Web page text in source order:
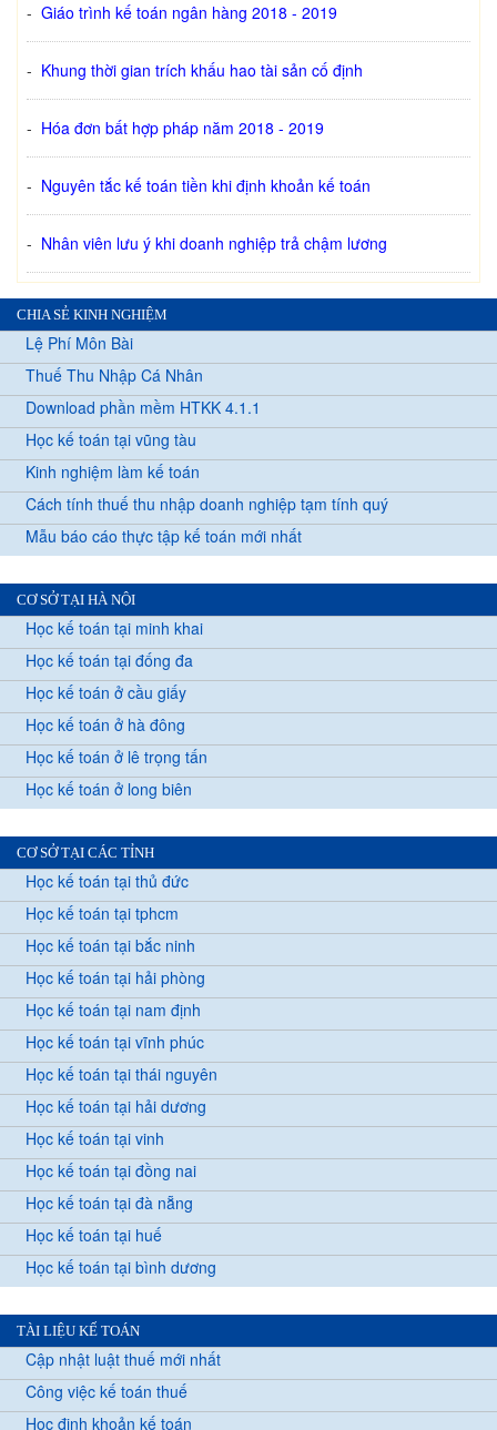
- Giáo trình kế toán ngân hàng 2018 - 2019
- Khung thời gian trích khấu hao tài sản cố định
- Hóa đơn bất hợp pháp năm 2018 - 2019
- Nguyên tắc kế toán tiền khi định khoản kế toán
- Nhân viên lưu ý khi doanh nghiệp trả chậm lương
CHIA SẺ KINH NGHIỆM
Lệ Phí Môn Bài
Thuế Thu Nhập Cá Nhân
Download phần mềm HTKK 4.1.1
Học kế toán tại vũng tàu
Kinh nghiệm làm kế toán
Cách tính thuế thu nhập doanh nghiệp tạm tính quý
Mẫu báo cáo thực tập kế toán mới nhất
CƠ SỞ TẠI HÀ NỘI
Học kế toán tại minh khai
Học kế toán tại đống đa
Học kế toán ở cầu giấy
Học kế toán ở hà đông
Học kế toán ở lê trọng tấn
Học kế toán ở long biên
CƠ SỞ TẠI CÁC TỈNH
Học kế toán tại thủ đức
Học kế toán tại tphcm
Học kế toán tại bắc ninh
Học kế toán tại hải phòng
Học kế toán tại nam định
Học kế toán tại vĩnh phúc
Học kế toán tại thái nguyên
Học kế toán tại hải dương
Học kế toán tại vinh
Học kế toán tại đồng nai
Học kế toán tại đà nẵng
Học kế toán tại huế
Học kế toán tại bình dương
TÀI LIỆU KẾ TOÁN
Cập nhật luật thuế mới nhất
Công việc kế toán thuế
Học định khoản kế toán